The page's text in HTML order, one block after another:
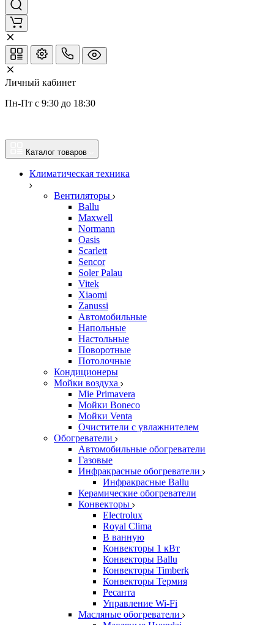
Личный кабинет
Пн-Пт с 9:30 до 18:30
Каталог товаров
Климатическая техника
Вентиляторы
Ballu
Maxwell
Normann
Oasis
Scarlett
Sencor
Soler Palau
Vitek
Xiaomi
Zanussi
Автомобильные
Напольные
Настольные
Поворотные
Потолочные
Кондиционеры
Мойки воздуха
Mie Primavera
Мойки Boneco
Мойки Venta
Очистители с увлажнителем
Обогреватели
Автомобильные обогреватели
Газовые
Инфракрасные обогреватели
Инфракрасные Ballu
Керамические обогреватели
Конвекторы
Electrolux
Royal Clima
В ванную
Конвекторы 1 кВт
Конвекторы Ballu
Конвекторы Timberk
Конвекторы Термия
Ресанта
Управление Wi-Fi
Масляные обогреватели